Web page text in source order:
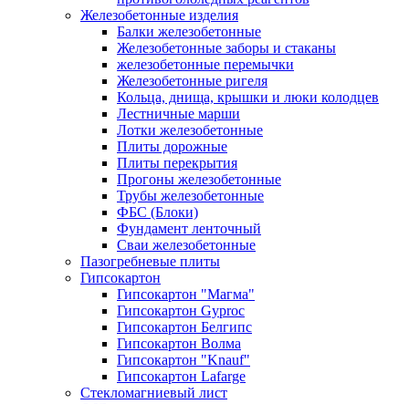
Железобетонные изделия
Балки железобетонные
Железобетонные заборы и стаканы
железобетонные перемычки
Железобетонные ригеля
Кольца, днища, крышки и люки колодцев
Лестничные марши
Лотки железобетонные
Плиты дорожные
Плиты перекрытия
Прогоны железобетонные
Трубы железобетонные
ФБС (Блоки)
Фундамент ленточный
Сваи железобетонные
Пазогребневые плиты
Гипсокартон
Гипсокартон "Магма"
Гипсокартон Gyproc
Гипсокартон Белгипс
Гипсокартон Волма
Гипсокартон "Knauf"
Гипсокартон Lafarge
Стекломагниевый лист